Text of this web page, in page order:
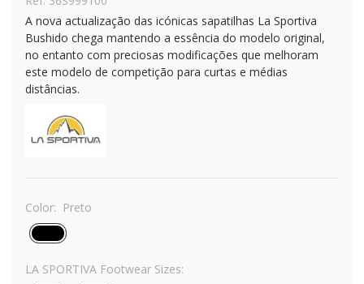
A nova actualização das icónicas sapatilhas La Sportiva
Bushido chega mantendo a essência do modelo original,
no entanto com preciosas modificações que melhoram
este modelo de competição para curtas e médias
distâncias.
Color: Preto
LA SPORTIVA Footwear Sizes: